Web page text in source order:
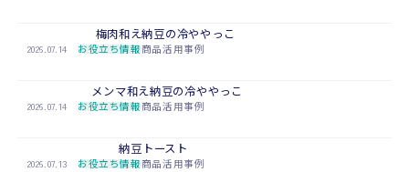
2026.07.14 お役立ち情報商品活用事例
梅肉和え納豆の冷ややっこ
2026.07.14 お役立ち情報商品活用事例
メンマ和え納豆の冷ややっこ
2026.07.13 お役立ち情報商品活用事例
納豆トースト